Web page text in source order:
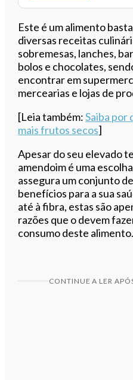
Este é um alimento
diversas receitas
sobremesas, lanches,
bolos e chocolates,
encontrar em
mercearias e lojas de
[Leia também:Saiba por
mais frutos secos]
Apesar do seu elevado
amendoim é uma
assegura um conjunto
benefícios para a sua
até à fibra, estas são
razões que o devem
consumo deste alimento.
CONTINUE A LER